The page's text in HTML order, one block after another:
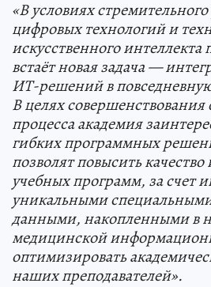
«В условиях
цифровых технологий и
искусственного интеллекта
встаёт новая задача —
ИТ-решений в
В целях совершенствования
процесса академия
гибких программных
позволят повысить качество
учебных программ, за счет
уникальными
данными, накопленными в
медицинской
оптимизировать
наших преподавателей».